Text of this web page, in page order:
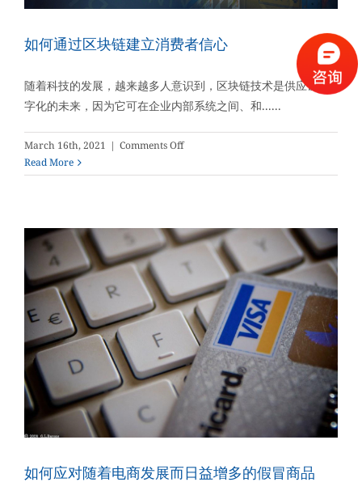
业
务
据
的
用
如何通过区块链建立消费者信心
随着科技的发展，越来越多人意识到，区块链技术是供应链数
字化的未来，因为它可在企业内部系统之间、和......
March 16th, 2021 | Comments Offon
何
区
块
链
立
消
费
信
心
Read More
如何应对随着电商发展而日益增多的假冒商品